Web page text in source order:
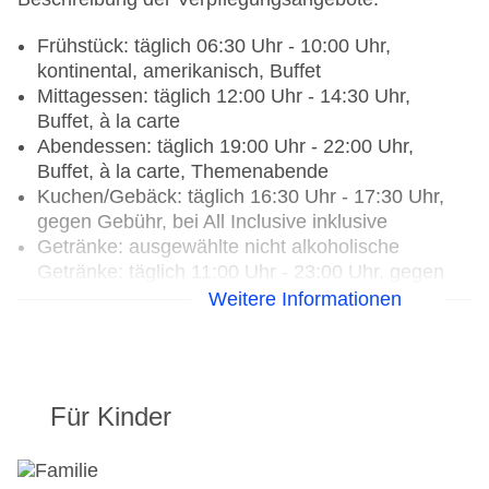
Frühstück: täglich 06:30 Uhr - 10:00 Uhr,
kontinental, amerikanisch, Buffet
Mittagessen: täglich 12:00 Uhr - 14:30 Uhr,
Buffet, à la carte
Abendessen: täglich 19:00 Uhr - 22:00 Uhr,
Buffet, à la carte, Themenabende
Kuchen/Gebäck: täglich 16:30 Uhr - 17:30 Uhr,
gegen Gebühr, bei All Inclusive inklusive
Getränke: ausgewählte nicht alkoholische
Getränke: täglich 11:00 Uhr - 23:00 Uhr, gegen
Gebühr, bei All Inclusive inklusive, ausgewählte
inklusive, Kaffee/Tee am Nachmittag: gegen
Candlelightdinner: täglich 19:00 Uhr - 22:00 Uhr,
Weitere Informationen
Für Kinder